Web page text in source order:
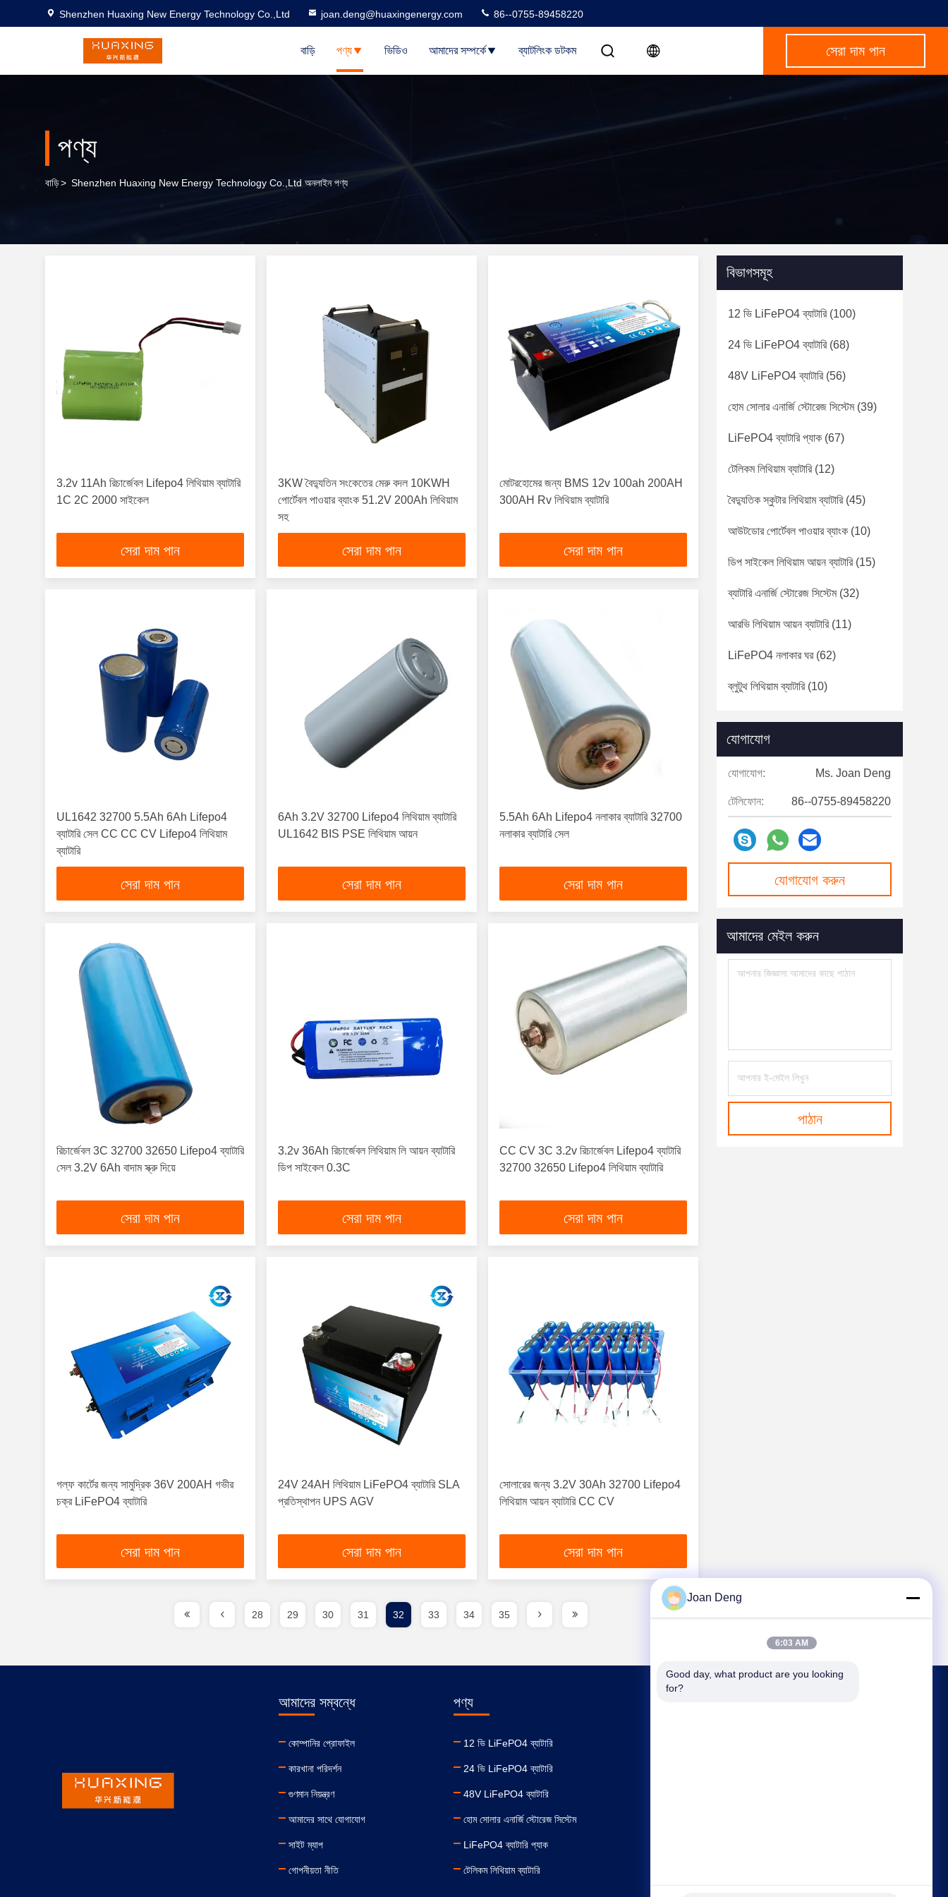
Shenzhen Huaxing New Energy Technology Co.,Ltd joan.deng@huaxingenergy.com 86--0755-89458220
বাড়ি পণ্য ভিডিও আমাদের সম্পর্কে ব্যাটলিংক ডটকম সেরা দাম পান
পণ্য
বাড়ি> Shenzhen Huaxing New Energy Technology Co.,Ltd অনলাইন পণ্য
3.2v 11Ah রিচার্জেবল Lifepo4 লিথিয়াম ব্যাটারি
1C 2C 2000 সাইকেল
সেরা দাম পান
3KW বৈদ্যুতিন সংকেতের মেরু বদল 10KWH
পোর্টেবল পাওয়ার ব্যাংক 51.2V 200Ah লিথিয়াম
সহ
সেরা দাম পান
মোটরহোমের জন্য BMS 12v 100ah 200AH
300AH Rv লিথিয়াম ব্যাটারি
সেরা দাম পান
UL1642 32700 5.5Ah 6Ah Lifepo4
ব্যাটারি সেল CC CC CV Lifepo4 লিথিয়াম
ব্যাটারি
সেরা দাম পান
6Ah 3.2V 32700 Lifepo4 লিথিয়াম ব্যাটারি
UL1642 BIS PSE লিথিয়াম আয়ন
সেরা দাম পান
5.5Ah 6Ah Lifepo4 নলাকার ব্যাটারি 32700
নলাকার ব্যাটারি সেল
সেরা দাম পান
রিচার্জেবল 3C 32700 32650 Lifepo4 ব্যাটারি
সেল 3.2V 6Ah বাদাম স্ক্রু দিয়ে
সেরা দাম পান
3.2v 36Ah রিচার্জেবল লিথিয়াম লি আয়ন ব্যাটারি
ডিপ সাইকেল 0.3C
সেরা দাম পান
CC CV 3C 3.2v রিচার্জেবল Lifepo4 ব্যাটারি
32700 32650 Lifepo4 লিথিয়াম ব্যাটারি
সেরা দাম পান
গল্ফ কার্টের জন্য সামুদ্রিক 36V 200AH গভীর
চক্র LiFePO4 ব্যাটারি
সেরা দাম পান
24V 24AH লিথিয়াম LiFePO4 ব্যাটারি SLA
প্রতিস্থাপন UPS AGV
সেরা দাম পান
সোলারের জন্য 3.2V 30Ah 32700 Lifepo4
লিথিয়াম আয়ন ব্যাটারি CC CV
সেরা দাম পান
বিভাগসমূহ
12 ভি LiFePO4 ব্যাটারি(100)
24 ভি LiFePO4 ব্যাটারি(68)
48V LiFePO4 ব্যাটারি(56)
হোম সোলার এনার্জি স্টোরেজ সিস্টেম(39)
LiFePO4 ব্যাটারি প্যাক (67)
টেলিকম লিথিয়াম ব্যাটারি(12)
বৈদ্যুতিক স্কুটার লিথিয়াম ব্যাটারি(45)
আউটডোর পোর্টেবল পাওয়ার ব্যাংক (10)
ডিপ সাইকেল লিথিয়াম আয়ন ব্যাটারি(15)
ব্যাটারি এনার্জি স্টোরেজ সিস্টেম(32)
আরভি লিথিয়াম আয়ন ব্যাটারি(11)
LiFePO4 নলাকার ঘর(62)
ব্লুটুথ লিথিয়াম ব্যাটারি(10)
যোগাযোগ
যোগাযোগ: Ms. Joan Deng
টেলিফোন: 86--0755-89458220
যোগাযোগ করুন
আমাদের মেইল ​​করুন
পাঠান
28 29 30 31 32 33 34 35
আমাদের সম্বন্ধে
কোম্পানির প্রোফাইল
কারখানা পরিদর্শন
গুণমান নিয়ন্ত্রণ
আমাদের সাথে যোগাযোগ
সাইট ম্যাপ
গোপনীয়তা নীতি
পণ্য
12 ভি LiFePO4 ব্যাটারি
24 ভি LiFePO4 ব্যাটারি
48V LiFePO4 ব্যাটারি
হোম সোলার এনার্জি স্টোরেজ সিস্টেম
LiFePO4 ব্যাটারি প্যাক
টেলিকম লিথিয়াম ব্যাটারি
Joan Deng
6:03 AM
Good day, what product are you looking
for?